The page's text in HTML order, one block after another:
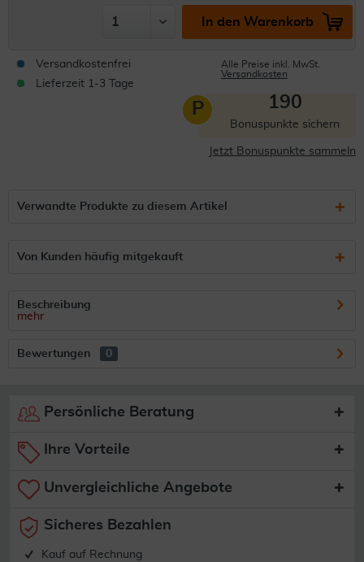
In den Warenkorb
Versandkostenfrei
Lieferzeit 1-3 Tage
Alle Preise inkl. MwSt.
Versandkosten
P 190
Bonuspunkte sichern
Jetzt Bonuspunkte sammeln
Verwandte Produkte zu diesem Artikel
Von Kunden häufig mitgekauft
Beschreibung
mehr
Bewertungen 0
Persönliche Beratung
Ihre Vorteile
Unvergleichliche Angebote
Sicheres Bezahlen
Kauf auf Rechnung